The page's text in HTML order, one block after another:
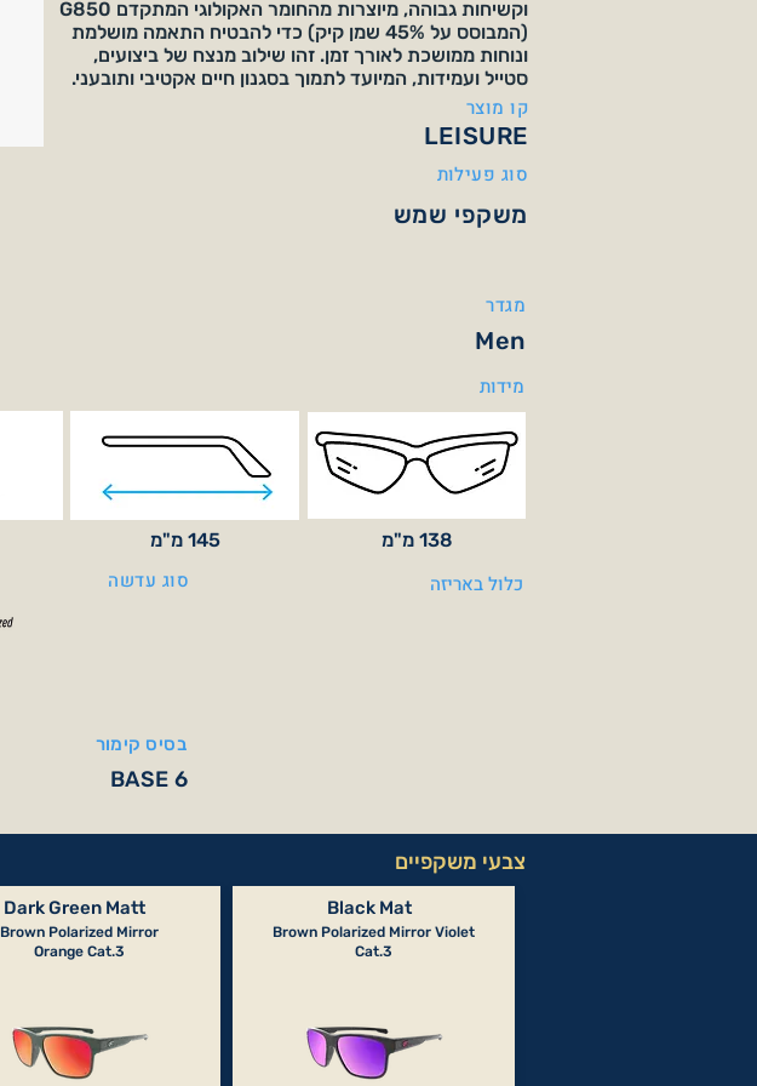
וקשיחות גבוהה, מיוצרות מהחומר האקולוגי המתקדם G850
(המבוסס על 45% שמן קיק) כדי להבטיח התאמה מושלמת
ונוחות ממושכת לאורך זמן. זהו שילוב מנצח של ביצועים,
סטייל ועמידות, המיועד לתמוך בסגנון חיים אקטיבי ותובעני.
קו מוצר
LEISURE
סוג פעילות
משקפי שמש
מגדר
Men
מידות
145 מ"מ 138 מ"מ
סוג עדשה כלול באריזה
בסיס קימור
BASE 6
צבעי משקפיים
Dark Green Matt
Brown Polarized Mirror
Orange Cat.3
Black Mat
Brown Polarized Mirror Violet
Cat.3